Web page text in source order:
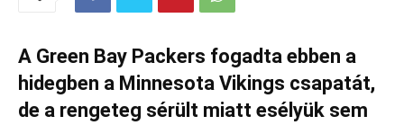
A Green Bay Packers fogadta ebben a
hidegben a Minnesota Vikings csapatát,
de a rengeteg sérült miatt esélyük sem